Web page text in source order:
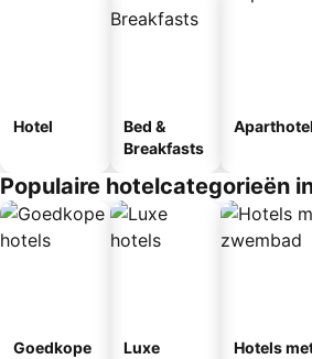
Hotel
Bed &
Breakfasts
Aparthotel
Populaire hotelcategorieën
Goedkope
Luxe
Hotels